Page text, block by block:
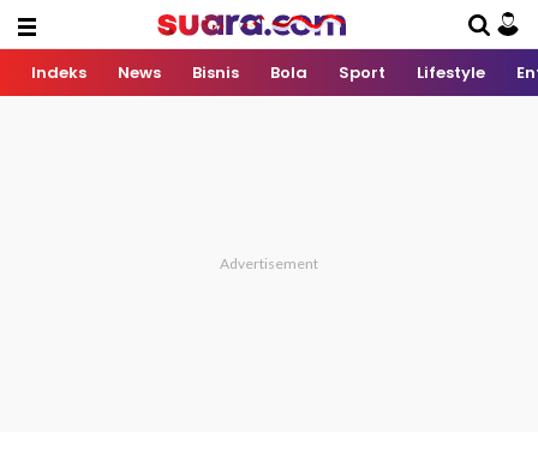
Indeks News Bisnis Bola Sport Lifestyle